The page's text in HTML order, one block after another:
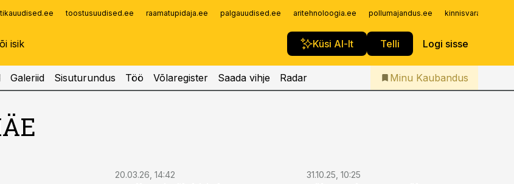
toostusuudised.ee raamatupidaja.ee palgauudised.ee aritehnoloogia.ee pollumajandus.ee
Küsi AI-lt Telli Logi sisse
Iseteenindus
Telli Kaubandus
Galeriid Sisuturundus Töö Võlaregister Saada vihje Radar Minu Kaubandus
20.03.26, 14:42 31.10.25, 10:25